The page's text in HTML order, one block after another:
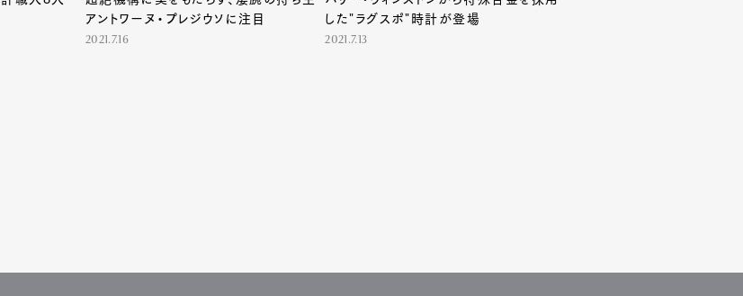
アントワーヌ・プレジウソに注目
2021.7.16
した"ラグスポ"時計が登場
2021.7.13